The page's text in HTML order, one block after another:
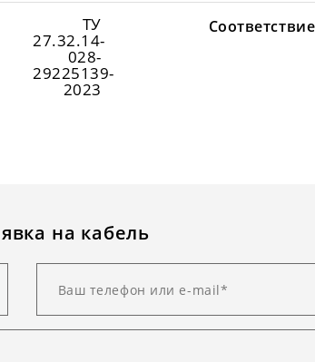
ТУ
27.32.14-
028-
29225139-
2023
на кабель